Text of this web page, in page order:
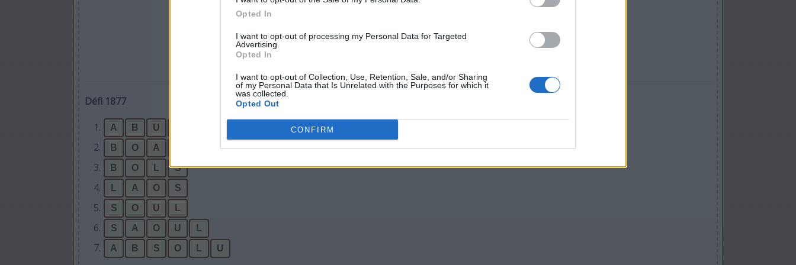
Opted In
I want to opt-out of processing my Personal Data for Targeted
Advertising.
Opted In
I want to opt-out of Collection, Use, Retention, Sale, and/or Sharing
of my Personal Data that Is Unrelated with the Purposes for which it
was collected.
Opted Out
CONFIRM
Défi 1877
1.
A B U
2. B O A
3. B O L S
4. L A O S
5. S O U L
6. S A O U L
7. A B S O L U